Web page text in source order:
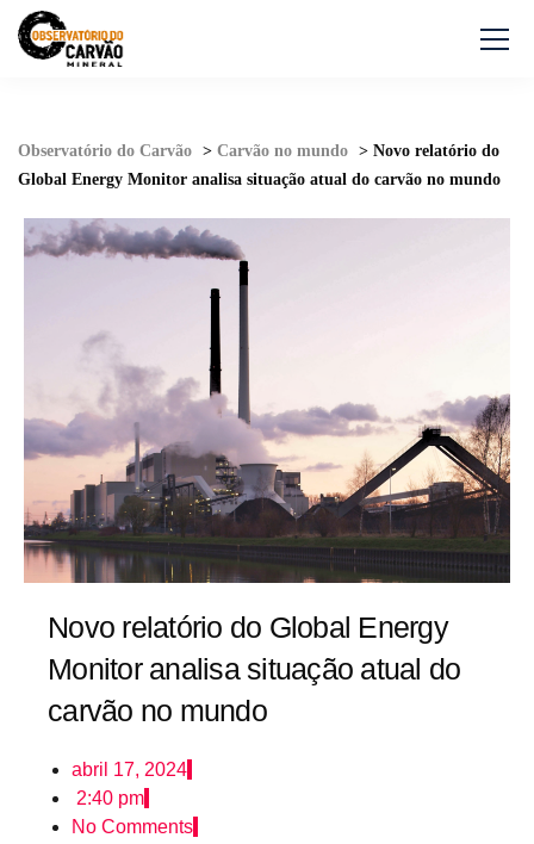
Observatório do Carvão > Carvão no mundo > Novo relatório do
Global Energy Monitor analisa situação atual do carvão no mundo
Novo relatório do Global Energy
Monitor analisa situação atual do
carvão no mundo
abril 17, 2024
2:40 pm
No Comments